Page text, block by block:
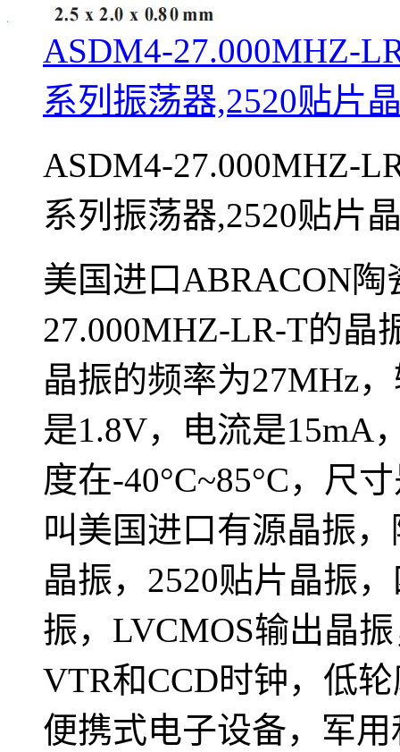
ASDM4-27.000MHZ-
系列振荡器,2520贴片
ASDM4-27.000MHZ-
系列振荡器,2520贴片
美国进口ABRACON
27.000MHZ-LR-T的晶
晶振的频率为27MHz
是1.8V，电流是15mA
度在-40°C~85°C，尺
叫美国进口有源晶振
晶振，2520贴片晶振
振，LVCMOS输出晶
VTR和CCD时钟，低
便携式电子设备，军